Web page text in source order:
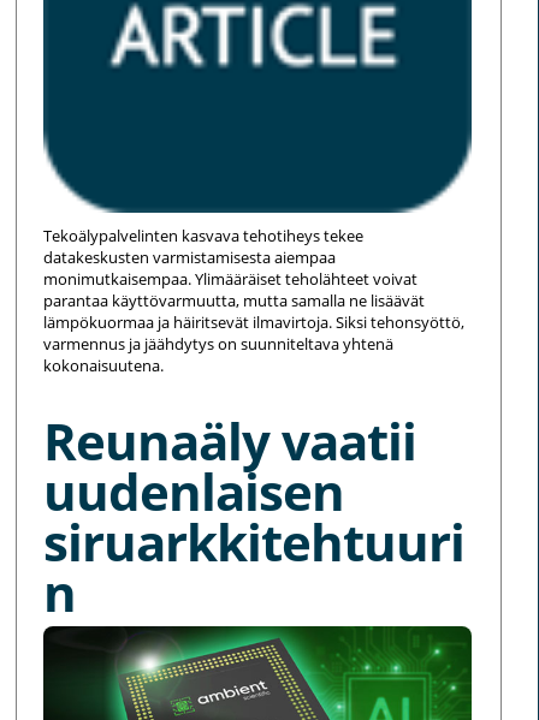
Tekoälypalvelinten kasvava tehotiheys tekee
datakeskusten varmistamisesta aiempaa
monimutkaisempaa. Ylimääräiset teholähteet voivat
parantaa käyttövarmuutta, mutta samalla ne lisäävät
lämpökuormaa ja häiritsevät ilmavirtoja. Siksi tehonsyöttö,
varmennus ja jäähdytys on suunniteltava yhtenä
kokonaisuutena.
Reunaäly vaatii
uudenlaisen
siruarkkitehtuuri
n